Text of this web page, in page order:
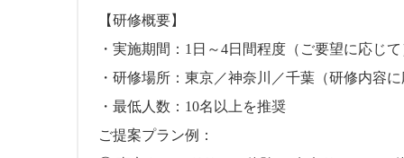
【研修概要】
・実施期間：1日～4日間程度（ご要望に応じて
・研修場所：東京／神奈川／千葉（研修内容に
・最低人数：10名以上を推奨
ご提案プラン例：